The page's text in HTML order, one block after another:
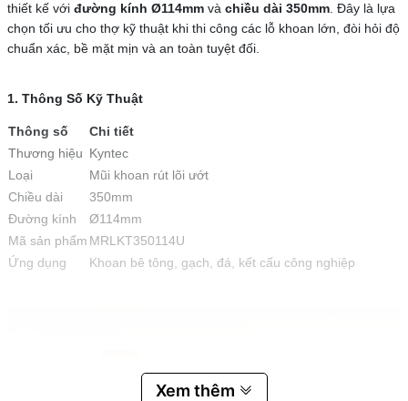
thiết kế với đường kính Ø114mmvà chiều dài 350mm. Đây là lựa
chọn tối ưu cho thợ kỹ thuật khi thi công các lỗ khoan lớn, đòi hỏi độ
chuẩn xác, bề mặt mịn và an toàn tuyệt đối.
1. Thông Số Kỹ Thuật
Thông số
Chi tiết
Thương hiệu Kyntec
Loại
Mũi khoan rút lõi ướt
Chiều dài
350mm
Đường kính
Ø114mm
Mã sản phẩm MRLKT350114U
Ứng dụng
Khoan bê tông, gạch, đá, kết cấu công nghiệp
Xem thêm